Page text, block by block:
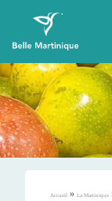
Accueil » La Martinique